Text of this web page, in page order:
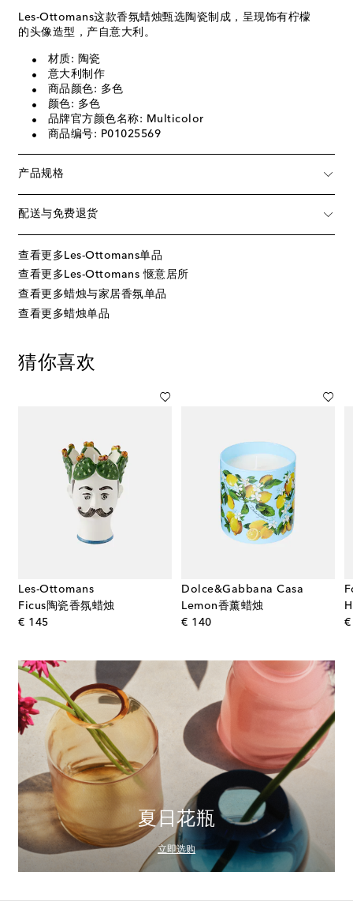
Les-Ottomans这款香氛蜡烛甄选陶瓷制成，呈现饰有柠檬
的头像造型，产自意大利。
材质: 陶瓷
意大利制作
商品颜色: 多色
颜色: 多色
品牌官方颜色名称: Multicolor
商品编号: P01025569
产品规格
配送与免费退货
查看更多Les-Ottomans单品
查看更多Les-Ottomans 惬意居所
查看更多蜡烛与家居香氛单品
查看更多蜡烛单品
猜你喜欢
Les-Ottomans
Ficus陶瓷香氛蜡烛
€ 145original price
Dolce&Gabbana Casa
Lemon香薰蜡烛
€ 140original price
€
夏日花瓶
立即选购